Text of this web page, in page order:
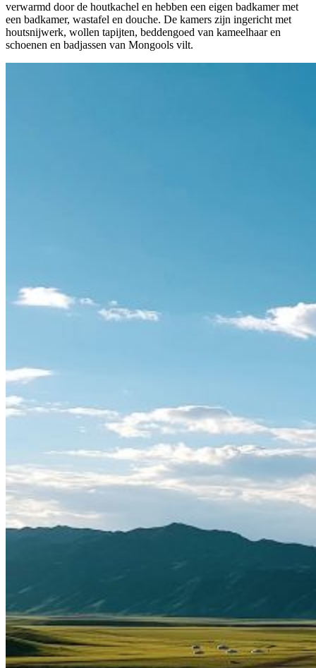
verwarmd door de houtkachel en hebben een eigen badkamer met
een badkamer, wastafel en douche. De kamers zijn ingericht met
houtsnijwerk, wollen tapijten, beddengoed van kameelhaar en
schoenen en badjassen van Mongools vilt.